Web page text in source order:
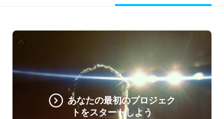
あなたの最初のプロジェク
トをスタートしよう